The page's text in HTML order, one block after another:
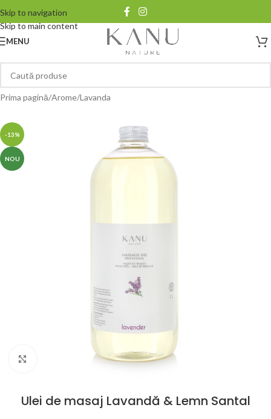
Skip to navigation
Skip to main content
MENU
Prima pagină/Arome/Lavanda
-13%
NOU
Ulei de masaj Lavandă & Lemn Santal